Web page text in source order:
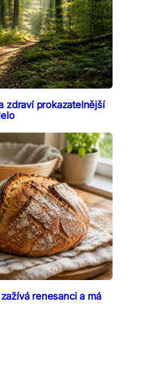
zdraví prokazatelnější
renesanci a má